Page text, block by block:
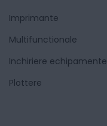
Imprimante
Multifunctionale
Inchiriere echipamente
Plottere